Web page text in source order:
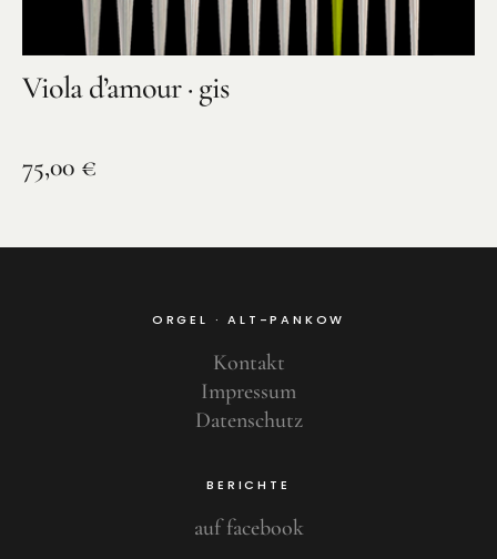
Viola d’amour · gis
75,00 €
ORGEL · ALT-PANKOW
Kontakt
Impressum
Datenschutz
BERICHTE
auf facebook